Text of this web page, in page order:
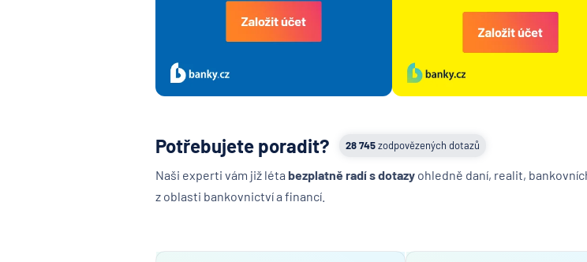
28 745zodpovězených dotazů
Potřebujete poradit?
Naši experti vám již léta bezplatně radí s dotazy ohledně daní, realit,
z oblasti bankovnictví a financí.